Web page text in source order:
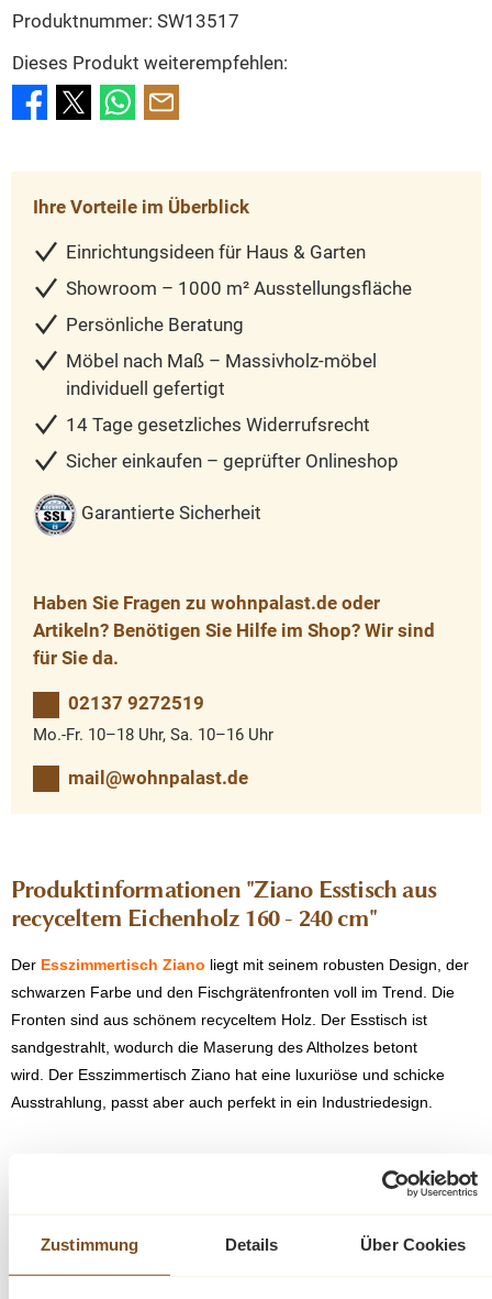
Zustimmung Details Über Cookies
Produktnummer: SW13517
Dieses Produkt weiterempfehlen:
Ihre Vorteile im Überblick
Einrichtungsideen für Haus & Garten
Showroom – 1000 m² Ausstellungsfläche
Persönliche Beratung
Möbel nach Maß – Massivholz-möbel
individuell gefertigt
14 Tage gesetzliches Widerrufsrecht
Sicher einkaufen – geprüfter Onlineshop
Garantierte Sicherheit
Haben Sie Fragen zu wohnpalast.de oder
Artikeln? Benötigen Sie Hilfe im Shop? Wir sind
für Sie da.
02137 9272519
Mo.-Fr. 10–18 Uhr, Sa. 10–16 Uhr
mail@wohnpalast.de
Produktinformationen "Ziano Esstisch aus
recyceltem Eichenholz 160 - 240 cm"
Der Esszimmertisch Ziano liegt mit seinem robusten Design, der
schwarzen Farbe und den Fischgrätenfronten voll im Trend. Die
Fronten sind aus schönem recyceltem Holz. Der Esstisch ist
sandgestrahlt, wodurch die Maserung des Altholzes betont
wird. Der Esszimmertisch Ziano hat eine luxuriöse und schicke
Ausstrahlung, passt aber auch perfekt in ein Industriedesign.
Die Abmessungen: Dieser Tisch kann in verschiedenen
Abmessungen geliefert werden.